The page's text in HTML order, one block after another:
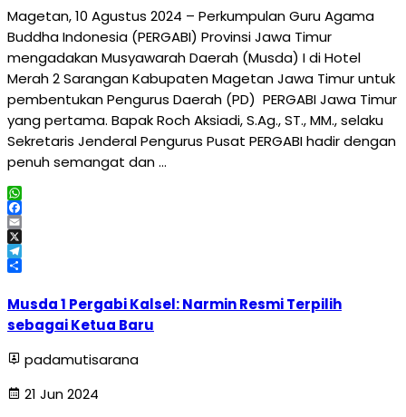
Magetan, 10 Agustus 2024 – Perkumpulan Guru Agama
Buddha Indonesia (PERGABI) Provinsi Jawa Timur
mengadakan Musyawarah Daerah (Musda) I di Hotel
Merah 2 Sarangan Kabupaten Magetan Jawa Timur untuk
pembentukan Pengurus Daerah (PD) PERGABI Jawa Timur
yang pertama. Bapak Roch Aksiadi, S.Ag., ST., MM., selaku
Sekretaris Jenderal Pengurus Pusat PERGABI hadir dengan
penuh semangat dan …
WhatsApp
Facebook
Email
X
Telegram
Musda 1 Pergabi Kalsel: Narmin Resmi Terpilih
sebagai Ketua Baru
padamutisarana
21 Jun 2024